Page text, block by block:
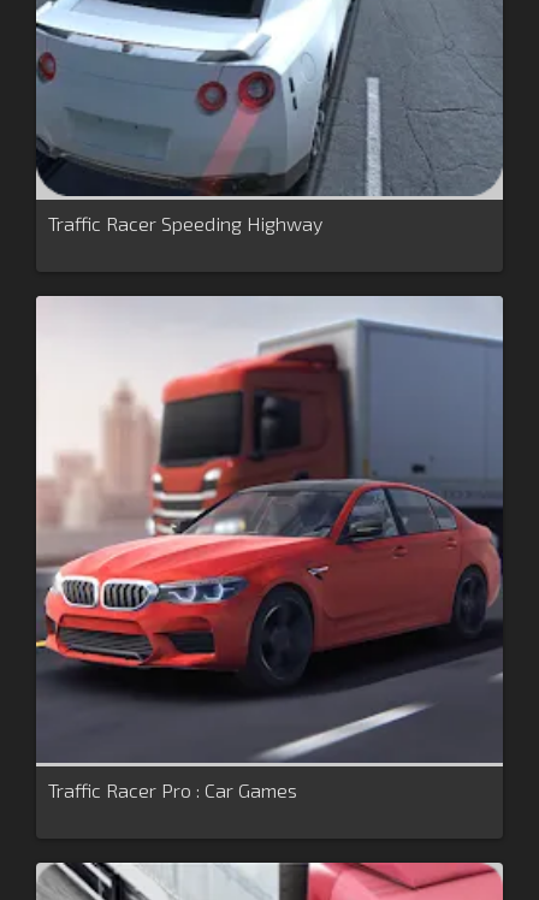
Traffic Racer Speeding Highway
Traffic Racer Pro : Car Games